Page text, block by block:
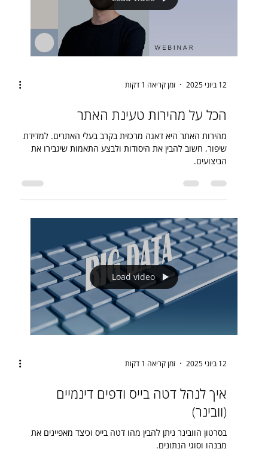
12 ביוני 2025 זמן קריאה 1 דקות
הכל על מהירות טעינת האתר
מהירות האתר היא דאגה מרכזית בקרב בעלי האתרים. למדידת
שיפור, חשוב להבין את היסודות ולבצע התאמות שיגבירו את
הביצועים.
Load video
12 ביוני 2025 זמן קריאה 1 דקות
איך לנהל דטה בייס ודפים דינמיים
(וובינר)
בסרטון הוובינר ניתן להבין מהו דטה בייס וכיצד מאפיינים את
מבנהו וסוגי הנתונים.